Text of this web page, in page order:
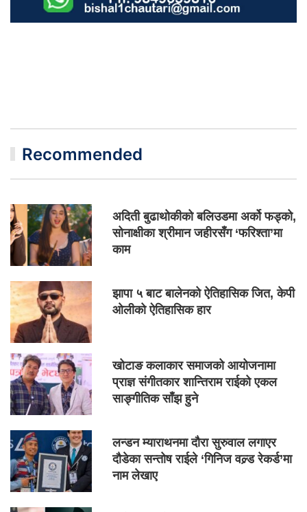
Recommended
अदिती बुढाथोकीको बलिउडमा अर्को फड्को,
सोनाक्षीका श्रीमान जहीरसँग ‘फरिश्ता’मा
काम
झापा ५ बाट बालेनको ऐतिहासिक जित, केपी
ओलीको ऐतिहासिक हार
खोटाङ कलाकार समाजको आयोजनामा
प्राज्ञ संगीतकार शान्तिराम राईको एकल
साङ्गीतिक साँझ हुने
लन्डन म्याराथनमा दौरा सुरुवाल लगाएर
दौडेका सन्तोष राईले ‘गिनिज वल्र्ड रेकर्ड’मा
नाम लेखाए